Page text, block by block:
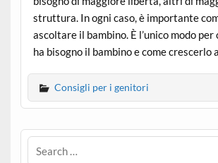
struttura. In ogni caso, è importante
ascoltare il bambino. È l’unico modo per
ha bisogno il bambino e come crescerlo
Consigli per i genitori